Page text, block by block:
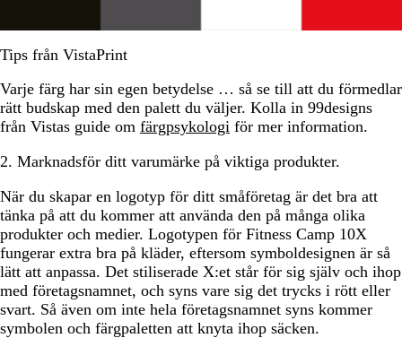
Tips från VistaPrint
Varje färg har sin egen betydelse … så se till att du förmedlar
rätt budskap med den palett du väljer. Kolla in 99designs
från Vistas guide om färgpsykologi för mer information.
2. Marknadsför ditt varumärke på viktiga produkter.
När du skapar en logotyp för ditt småföretag är det bra att
tänka på att du kommer att använda den på många olika
produkter och medier. Logotypen för Fitness Camp 10X
fungerar extra bra på kläder, eftersom symboldesignen är så
lätt att anpassa. Det stiliserade X:et står för sig själv och ihop
med företagsnamnet, och syns vare sig det trycks i rött eller
svart. Så även om inte hela företagsnamnet syns kommer
symbolen och färgpaletten att knyta ihop säcken.